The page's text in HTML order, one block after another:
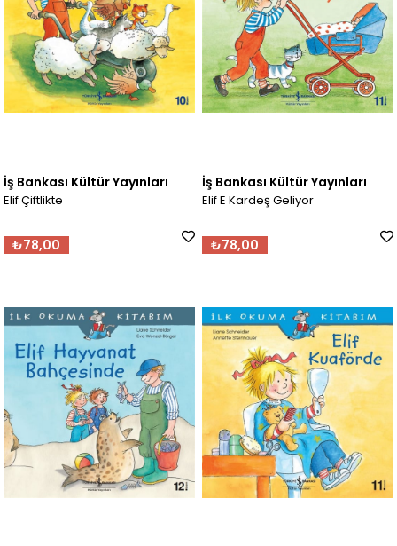
İş Bankası Kültür Yayınları
Elif Çiftlikte
₺78,00
İş Bankası Kültür Yayınları
Elif E Kardeş Geliyor
₺78,00